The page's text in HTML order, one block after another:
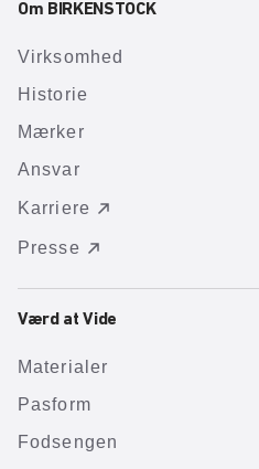
Om BIRKENSTOCK
Virksomhed
Historie
Mærker
Ansvar
Karriere
Presse
Værd at Vide
Materialer
Pasform
Fodsengen